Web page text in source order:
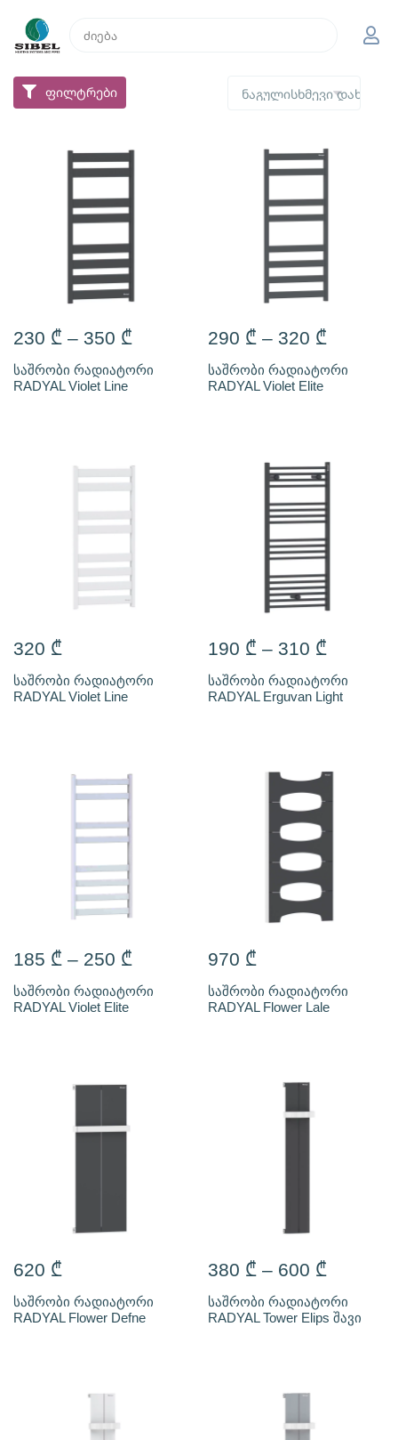
ფილტრები
230 ₾ – 350 ₾
საშრობი რადიატორი
RADYAL Violet Line
290 ₾ – 320 ₾
საშრობი რადიატორი
RADYAL Violet Elite
320 ₾
საშრობი რადიატორი
RADYAL Violet Line
190 ₾ – 310 ₾
საშრობი რადიატორი
RADYAL Erguvan Light
185 ₾ – 250 ₾
საშრობი რადიატორი
RADYAL Violet Elite
970 ₾
საშრობი რადიატორი
RADYAL Flower Lale
620 ₾
საშრობი რადიატორი
RADYAL Flower Defne
380 ₾ – 600 ₾
საშრობი რადიატორი
RADYAL Tower Elips შავი